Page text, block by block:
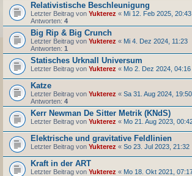
Relativistische Beschleunigung
Letzter Beitrag von Yukterez « Mi 12. Feb 2025, 20:43
Antworten: 4
Big Rip & Big Crunch
Letzter Beitrag von Yukterez « Mi 4. Dez 2024, 11:23
Antworten: 1
Statisches Urknall Universum
Letzter Beitrag von Yukterez « Mo 2. Dez 2024, 04:16
Katze
Letzter Beitrag von Yukterez « Sa 31. Aug 2024, 19:50
Antworten: 4
Kerr Newman De Sitter Metrik (KNdS)
Letzter Beitrag von Yukterez « Mo 21. Aug 2023,
Elektrische und gravitative Feldlinien
Letzter Beitrag von Yukterez « So 23. Jul 2023, 21:32
Kraft in der ART
Letzter Beitrag von Yukterez « Mo 18. Okt 2021,